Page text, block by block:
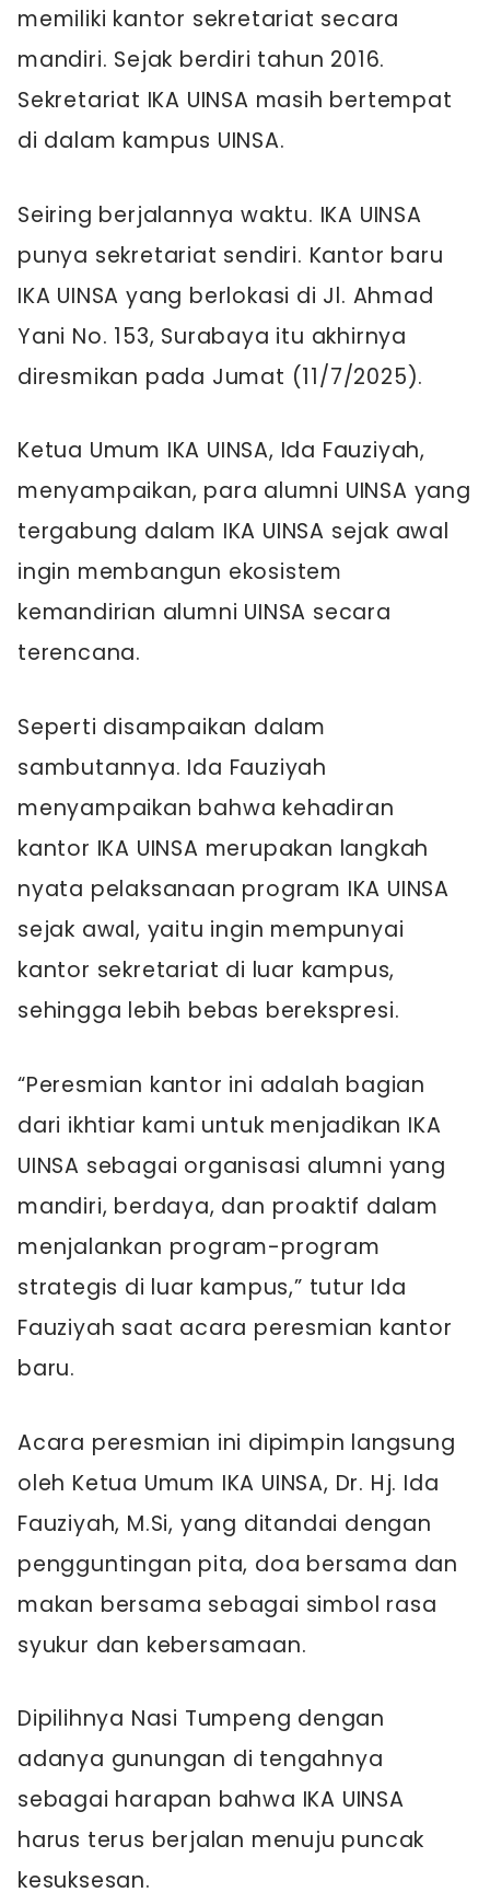
memiliki kantor sekretariat secara
mandiri. Sejak berdiri tahun 2016.
Sekretariat IKA UINSA masih bertempat
di dalam kampus UINSA.
Seiring berjalannya waktu. IKA UINSA
punya sekretariat sendiri. Kantor baru
IKA UINSA yang berlokasi di Jl. Ahmad
Yani No. 153, Surabaya itu akhirnya
diresmikan pada Jumat (11/7/2025).
Ketua Umum IKA UINSA, Ida Fauziyah,
menyampaikan, para alumni UINSA yang
tergabung dalam IKA UINSA sejak awal
ingin membangun ekosistem
kemandirian alumni UINSA secara
terencana.
Seperti disampaikan dalam
sambutannya. Ida Fauziyah
menyampaikan bahwa kehadiran
kantor IKA UINSA merupakan langkah
nyata pelaksanaan program IKA UINSA
sejak awal, yaitu ingin mempunyai
kantor sekretariat di luar kampus,
sehingga lebih bebas berekspresi.
“Peresmian kantor ini adalah bagian
dari ikhtiar kami untuk menjadikan IKA
UINSA sebagai organisasi alumni yang
mandiri, berdaya, dan proaktif dalam
menjalankan program-program
strategis di luar kampus,” tutur Ida
Fauziyah saat acara peresmian kantor
baru.
Acara peresmian ini dipimpin langsung
oleh Ketua Umum IKA UINSA, Dr. Hj. Ida
Fauziyah, M.Si, yang ditandai dengan
pengguntingan pita, doa bersama dan
makan bersama sebagai simbol rasa
syukur dan kebersamaan.
Dipilihnya Nasi Tumpeng dengan
adanya gunungan di tengahnya
sebagai harapan bahwa IKA UINSA
harus terus berjalan menuju puncak
kesuksesan.